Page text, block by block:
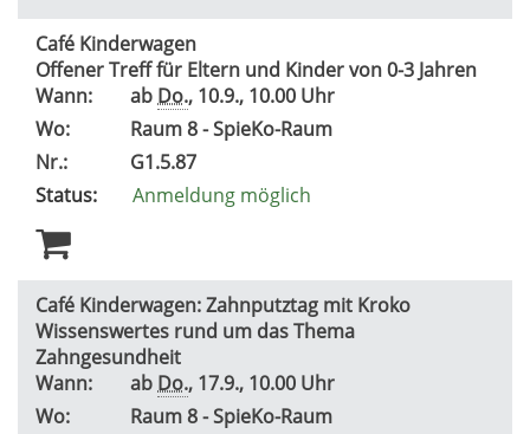
Café Kinderwagen
Offener Treff für Eltern und Kinder von 0-3 Jahren
Wann:
ab Do., 10.9., 10.00 Uhr
Wo:
Raum 8 - SpieKo-Raum
Nr.:
G1.5.87
Status:
Anmeldung möglich
Café Kinderwagen: Zahnputztag mit Kroko
Wissenswertes rund um das Thema
Zahngesundheit
Wann:
ab Do., 17.9., 10.00 Uhr
Wo:
Raum 8 - SpieKo-Raum